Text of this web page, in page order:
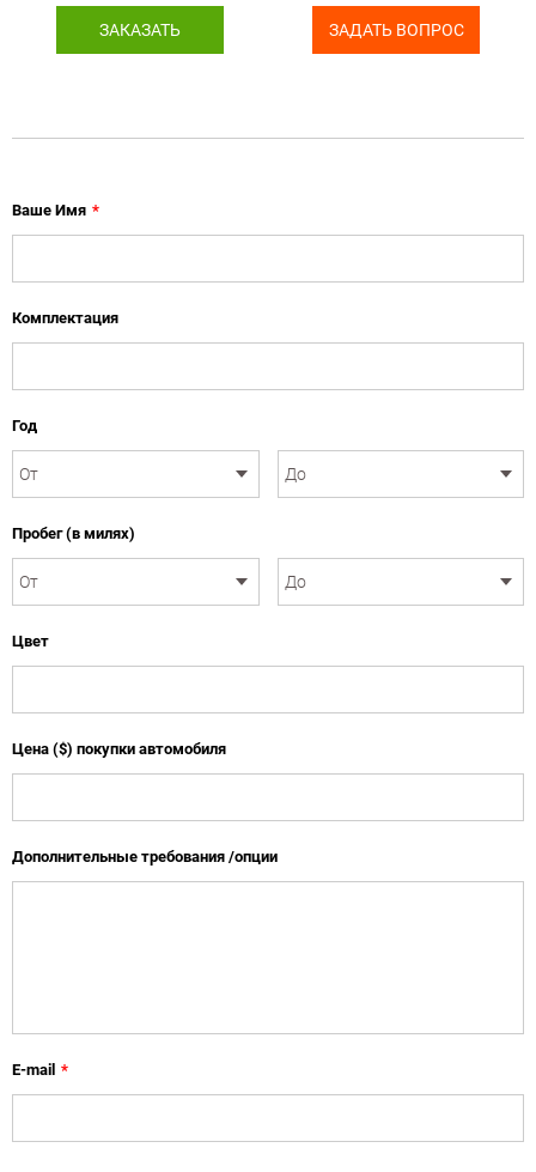
ЗАКАЗАТЬ ЗАДАТЬ ВОПРОС
Ваше Имя *
Комплектация
Год
Пробег (в милях)
Цвет
Цена ($) покупки автомобиля
Дополнительные требования /опции
E-mail *